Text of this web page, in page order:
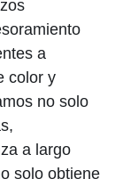
a
color y
no solo
a largo
solo obtiene